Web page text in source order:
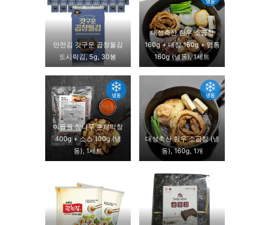
만전김 갓구운 곱창돌김
도시락김, 5g, 30봉
대성축산 한우 소곱창
160g + 대창 160g + 염통
160g (냉동), 1세트
이플원 참나무 훈제막창
400g + 소스 100g (냉
동), 1세트
대성축산 한우 소곱창 (냉
동), 160g, 1개